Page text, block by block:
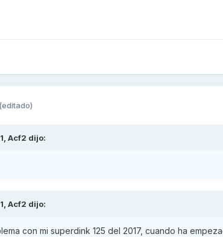
(editado)
Acf2 dijo:
Acf2 dijo:
con mi superdink 125 del 2017, cuando ha